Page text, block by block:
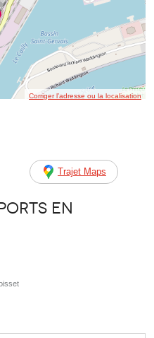
Corriger l’adresse ou la localisation
Trajet Maps
en